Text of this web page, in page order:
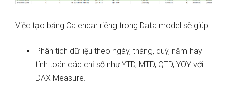
Việc tạo bảng Calendar riêng trong Data model sẽ giúp:
Phân tích dữ liệu theo ngày, tháng, quý, năm hay
tính toán các chỉ số như YTD, MTD, QTD, YOY với
DAX Measure.